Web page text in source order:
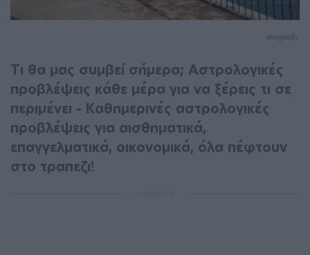
magnific
Τι θα μας συμβεί σήμερα; Αστρολογικές
προβλέψεις κάθε μέρα για να ξέρεις τι σε
περιμένει - Καθημερινές αστρολογικές
προβλέψεις για αισθηματικά,
επαγγελματικά, οικονομικά, όλα πέφτουν
στο τραπεζι!